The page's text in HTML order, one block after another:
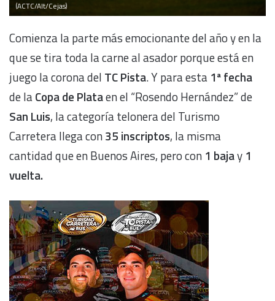
(ACTC/Alt/Cejas)
Comienza la parte más emocionante del año y en la
que se tira toda la carne al asador porque está en
juego la corona del TC Pista. Y para esta 1ª fecha
de laCopa de Plataen el “Rosendo Hernández” de
San Luis, la categoría telonera del Turismo
Carretera llega con35 inscriptos, la misma
cantidad que en Buenos Aires, pero con 1 bajay 1
vuelta.